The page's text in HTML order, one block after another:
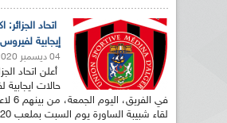
إيجابية
04 ديسمبر 2020
حالات ايجابية
في
لقاء شبيبة الساورة يوم السبت بملعب 20...